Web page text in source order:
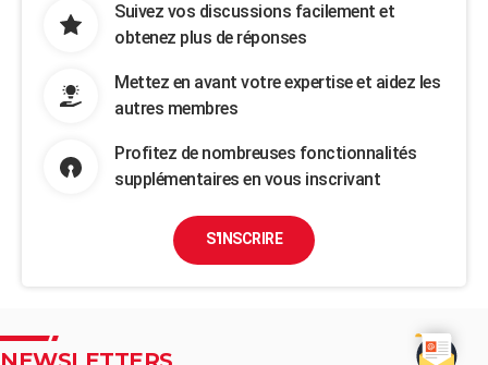
Suivez vos discussions facilement et
obtenez plus de réponses
Mettez en avant votre expertise et aidez les
autres membres
Profitez de nombreuses fonctionnalités
supplémentaires en vous inscrivant
S'INSCRIRE